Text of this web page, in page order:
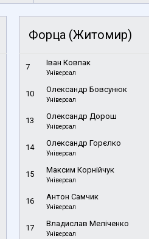
Форца (Житомир)
7 Іван Ковпак
Універсал
10 Олександр Бовсунюк
Універсал
13 Олександр Дорош
Універсал
14 Олександр Горєлко
Універсал
15 Максим Корнійчук
Універсал
16 Антон Самчик
Універсал
17 Владислав Меліченко
Універсал